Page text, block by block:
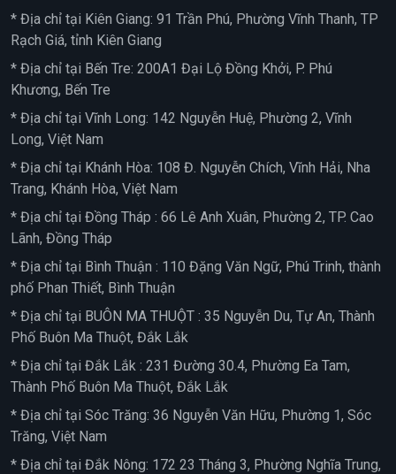
* Địa chỉ tại Kiên Giang: 91 Trần Phú, Phường Vĩnh Thanh, TP
Rạch Giá, tỉnh Kiên Giang
* Địa chỉ tại Bến Tre: 200A1 Đại Lộ Đồng Khởi, P. Phú
Khương, Bến Tre
* Địa chỉ tại Vĩnh Long: 142 Nguyễn Huệ, Phường 2, Vĩnh
Long, Việt Nam
* Địa chỉ tại Khánh Hòa: 108 Đ. Nguyễn Chích, Vĩnh Hải, Nha
Trang, Khánh Hòa, Việt Nam
* Địa chỉ tại Đồng Tháp : 66 Lê Anh Xuân, Phường 2, TP. Cao
Lãnh, Đồng Tháp
* Địa chỉ tại Bình Thuận : 110 Đặng Văn Ngữ, Phú Trinh, thành
phố Phan Thiết, Bình Thuận
* Địa chỉ tại BUÔN MA THUỘT : 35 Nguyễn Du, Tự An, Thành
Phố Buôn Ma Thuột, Đắk Lắk
* Địa chỉ tại Đắk Lắk : 231 Đường 30.4, Phường Ea Tam,
Thành Phố Buôn Ma Thuột, Đắk Lắk
* Địa chỉ tại Sóc Trăng: 36 Nguyễn Văn Hữu, Phường 1, Sóc
Trăng, Việt Nam
* Địa chỉ tại Đắk Nông: 172 23 Tháng 3, Phường Nghĩa Trung,